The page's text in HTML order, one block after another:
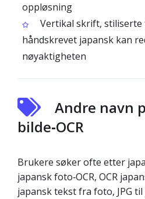
oppløsning
Vertikal skrift,
håndskrevet japansk kan
nøyaktigheten
Andre navn
bilde‑OCR
Brukere søker ofte etter
japansk foto‑OCR, OCR
japansk tekst fra foto, JPG